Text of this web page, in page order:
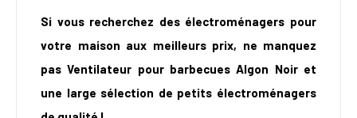
Si vous recherchez des électroménagers pour
votre maison aux meilleurs prix, ne manquez
pas Ventilateur pour barbecues Algon Noir et
une large sélection de petits électroménagers